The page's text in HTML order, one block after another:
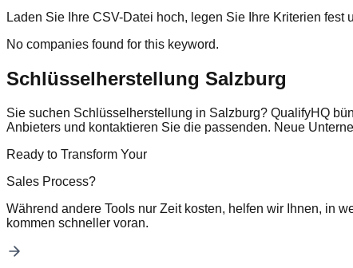
Laden Sie Ihre CSV-Datei hoch, legen Sie Ihre Kriterien
No companies found for this keyword.
Schlüsselherstellung Salzburg
Sie suchen Schlüsselherstellung in Salzburg? QualifyHQ
Anbieters und kontaktieren Sie die passenden. Neue
Ready to Transform Your
Sales Process?
Während andere Tools nur Zeit kosten, helfen wir Ihnen, in
kommen schneller voran.